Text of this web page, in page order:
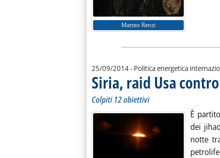
Matteo Renzi
25/09/2014- Politica energetica
Siria, raid Usa
Colpiti 12 obiettivi
È
dei
notte